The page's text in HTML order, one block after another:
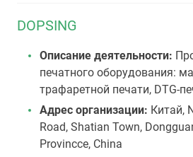
DOPSING
Описание деятельности:
печатного оборудования:
трафаретной печати, DTG-
Адрес организации: Китай,
Road, Shatian Town,
Provincce, China